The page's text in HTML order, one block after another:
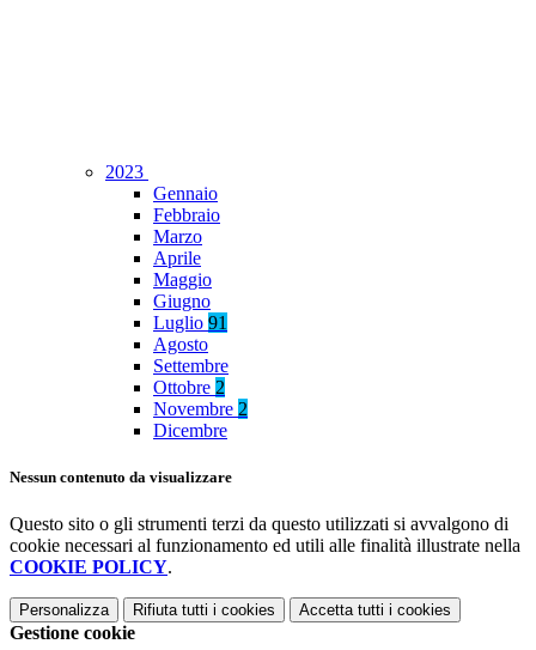
2023
Gennaio
Febbraio
Marzo
Aprile
Maggio
Giugno
Luglio 91
Agosto
Settembre
Ottobre 2
Novembre 2
Dicembre
Nessun contenuto da visualizzare
Questo sito o gli strumenti terzi da questo utilizzati si avvalgono di
cookie necessari al funzionamento ed utili alle finalità illustrate nella
COOKIE POLICY.
Personalizza Rifiuta tutti i cookies Accetta tutti i cookies
Gestione cookie